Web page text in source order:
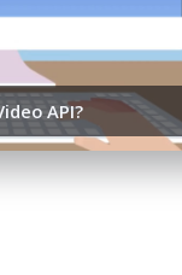
API?